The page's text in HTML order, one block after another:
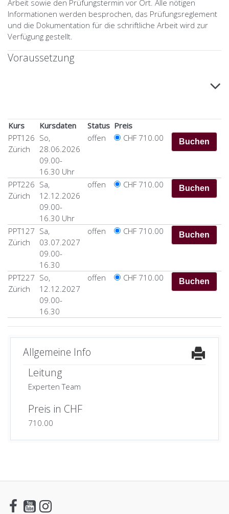
Arbeit sowie den Prüfungstermin vor Ort. Alle nötigen
Informationen werden besprochen, das Prüfungsreglement
und die Dokumentation für die schriftliche Arbeit wird zur
Verfügung gestellt.
Voraussetzung
Kurs Kursdaten Status Preis
PPT126
Zürich
So,
28.06.2026
09.00-
16.30 Uhr
offen CHF 710.00
PPT226
Zürich
Sa,
12.12.2026
09.00-
16.30 Uhr
offen CHF 710.00
PPT127
Zürich
Sa,
03.07.2027
09.00-
16.30
offen CHF 710.00
PPT227
Zürich
So,
12.12.2027
09.00-
16.30
offen CHF 710.00
Allgemeine Info
Leitung
Experten Team
Preis in CHF
710.00